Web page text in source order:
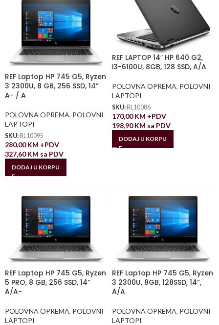
REF Laptop HP 745 G5, Ryzen
3 2300U, 8 GB, 256 SSD, 14”
A- / A
POLOVNA OPREMA, POLOVNI
LAPTOPI
SKU: RL10095
280,00KM +PDV
327,60KM sa PDV
DODAJ U KORPU
REF LAPTOP 14″ HP 640 G2,
i3-6100U, 8GB, 128 SSD, A/A
POLOVNA OPREMA, POLOVNI
LAPTOPI
SKU: RL10086
170,00KM +PDV
198,90KM sa PDV
DODAJ U KORPU
REF Laptop HP 745 G5, Ryzen
5 PRO, 8 GB, 256 SSD, 14”
A/A-
POLOVNA OPREMA, POLOVNI
LAPTOPI
REF Laptop HP 745 G5, Ryzen
3 2300U, 8GB, 128SSD, 14”,
A/A
POLOVNA OPREMA, POLOVNI
LAPTOPI